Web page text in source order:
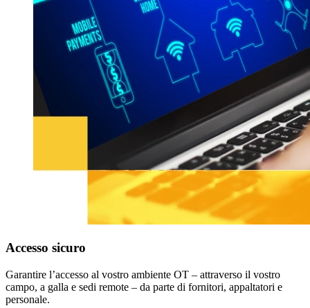
Accesso sicuro
Garantire l’accesso al vostro ambiente OT – attraverso il vostro
campo, a galla e sedi remote – da parte di fornitori, appaltatori e
personale.